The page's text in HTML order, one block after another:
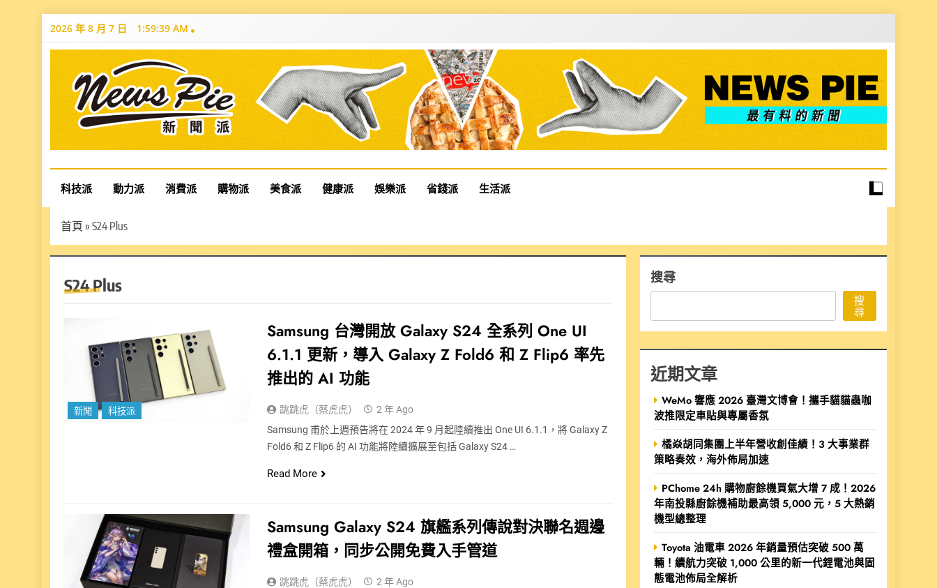
Skip
2026 年 8 月 7 日 1:59:40 AM
News Pie
最有料的新聞
科技派 動力派 消費派 購物派 美食派 健康派 娛樂派 省錢派 生活派
首頁 » S24 Plus
S24 Plus
新聞 科技派
Samsung 台灣開放 Galaxy S24 全系列 One UI
6.1.1 更新，導入 Galaxy Z Fold6 和 Z Flip6 率先
推出的 AI 功能
跳跳虎（蔡虎虎）
2 年 Ago
Samsung 甫於上週預告將在 2024 年 9 月起陸續推出 One UI 6.1.1，將 Galaxy Z
Fold6 和 Z Flip6 的 AI 功能將陸續擴展至包括 Galaxy S24 …
Read More
Samsung Galaxy S24 旗艦系列傳說對決聯名週邊
禮盒開箱，同步公開免費入手管道
跳跳虎（蔡虎虎）
2 年 Ago
搜尋
搜
尋
近期文章
WeMo 響應 2026 臺灣文博會！攜手貓貓蟲咖
波推限定車貼與專屬香氛
橘焱胡同集團上半年營收創佳績！3 大事業群
策略奏效，海外佈局加速
PChome 24h 購物廚餘機買氣大增 7 成！2026
年南投縣廚餘機補助最高領 5,000 元，5 大熱銷
機型總整理
Toyota 油電車 2026 年銷量預估突破 500 萬
輛！續航力突破 1,000 公里的新一代鋰電池與固
態電池佈局全解析